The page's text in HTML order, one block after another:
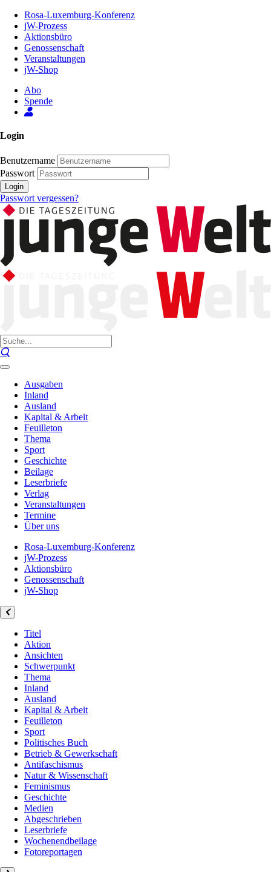
Inhalt
Seite
Rosa-Luxemburg-Konferenz
jW-Prozess
Aktionsbüro
Genossenschaft
Veranstaltungen
jW-Shop
Abo
Spende
Login
Benutzername
Passwort
Login
Passwort vergessen?
Ausgaben
Inland
Ausland
Kapital & Arbeit
Feuilleton
Thema
Sport
Geschichte
Beilage
Leserbriefe
Verlag
Veranstaltungen
Termine
Über uns
Rosa-Luxemburg-Konferenz
jW-Prozess
Aktionsbüro
Genossenschaft
jW-Shop
Titel
Aktion
Ansichten
Schwerpunkt
Thema
Inland
Ausland
Kapital & Arbeit
Feuilleton
Sport
Politisches Buch
Betrieb & Gewerkschaft
Antifaschismus
Natur & Wissenschaft
Feminismus
Geschichte
Medien
Abgeschrieben
Leserbriefe
Wochenendbeilage
Fotoreportagen